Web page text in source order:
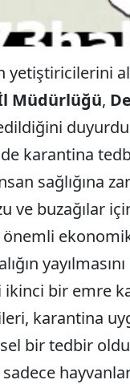
yetiştiricilerini
Müdürlüğü,
karantina
sağlığına
ve buzağılar
önemli
ikinci bir emre
karantina
bir tedbir